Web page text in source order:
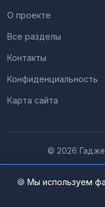
О проекте
Все разделы
Контакты
Конфиденциальность
Карта сайта
© 2026
🍪 Мы используем